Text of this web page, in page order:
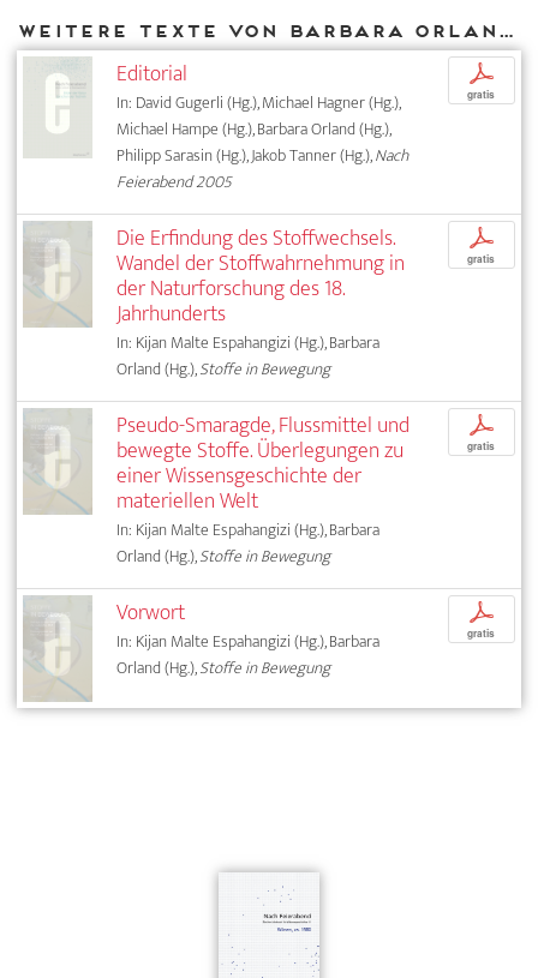
Weitere Texte von Barbara Orland bei DIAPHANES
Editorial
In: David Gugerli (Hg.), Michael Hagner (Hg.),
Michael Hampe (Hg.), Barbara Orland (Hg.),
Philipp Sarasin (Hg.), Jakob Tanner (Hg.),Nach
Feierabend 2005
p
gratis
Die Erfindung des Stoffwechsels.
Wandel der Stoffwahrnehmung in
der Naturforschung des 18.
Jahrhunderts
In: Kijan Malte Espahangizi (Hg.), Barbara
Orland (Hg.),Stoffe in Bewegung
p
gratis
Pseudo-Smaragde, Flussmittel und
bewegte Stoffe. Überlegungen zu
einer Wissensgeschichte der
materiellen Welt
In: Kijan Malte Espahangizi (Hg.), Barbara
Orland (Hg.),Stoffe in Bewegung
p
gratis
Vorwort
In: Kijan Malte Espahangizi (Hg.), Barbara
Orland (Hg.),Stoffe in Bewegung
p
gratis